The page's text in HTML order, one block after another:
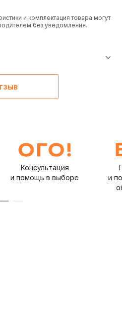
и комплектация товара могут
без уведомления.
Консультация
и помощь в выборе
и